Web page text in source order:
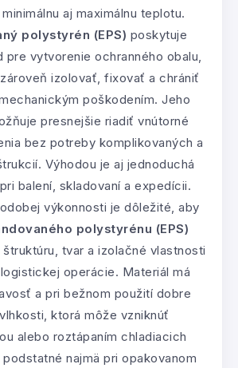
aj maximálnu teplotu.
polystyrén (EPS) poskytuje
pre vytvorenie ochranného obalu,
izolovať, fixovať a chrániť
poškodením. Jeho
presnejšie riadiť vnútorné
bez potreby komplikovaných a
Výhodou je aj jednoduchá
balení, skladovaní a expedícii.
výkonnosti je dôležité, aby
polystyrénu (EPS)
tvar a izolačné vlastnosti
operácie. Materiál má
a pri bežnom použití dobre
ktorá môže vzniknúť
alebo roztápaním chladiacich
najmä pri opakovanom